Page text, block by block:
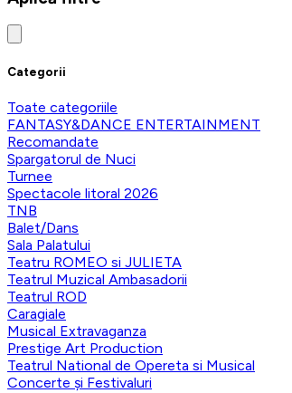
Categorii
Toate categoriile
FANTASY&DANCE ENTERTAINMENT
Recomandate
Spargatorul de Nuci
Turnee
Spectacole litoral 2026
TNB
Balet/Dans
Sala Palatului
Teatru ROMEO si JULIETA
Teatrul Muzical Ambasadorii
Teatrul ROD
Caragiale
Musical Extravaganza
Prestige Art Production
Teatrul National de Opereta si Musical
Concerte și Festivaluri